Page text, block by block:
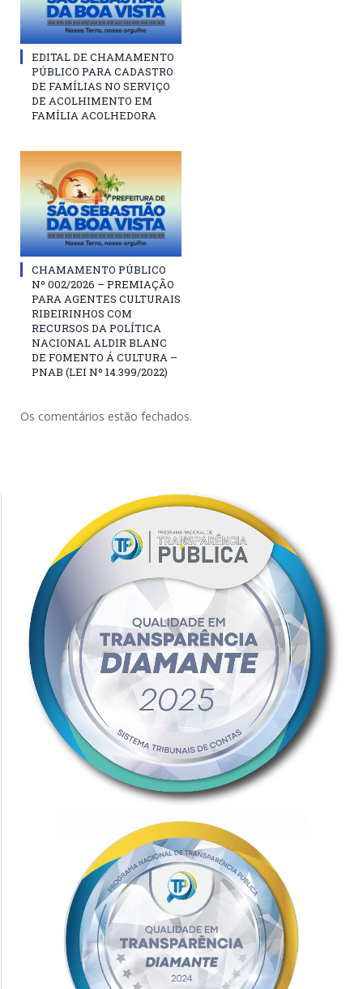
EDITAL DE CHAMAMENTO
PÚBLICO PARA CADASTRO
DE FAMÍLIAS NO SERVIÇO
DE ACOLHIMENTO EM
FAMÍLIA ACOLHEDORA
CHAMAMENTO PÚBLICO
Nº 002/2026 – PREMIAÇÃO
PARA AGENTES CULTURAIS
RIBEIRINHOS COM
RECURSOS DA POLÍTICA
NACIONAL ALDIR BLANC
DE FOMENTO Á CULTURA –
PNAB (LEI Nº 14.399/2022)
Os comentários estão fechados.